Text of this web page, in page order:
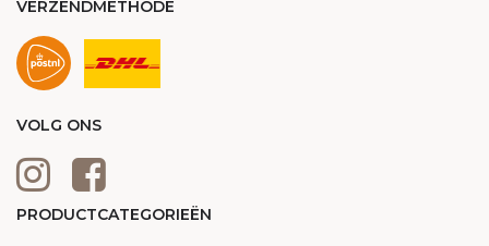
VERZENDMETHODE
VOLG ONS
PRODUCTCATEGORIEËN